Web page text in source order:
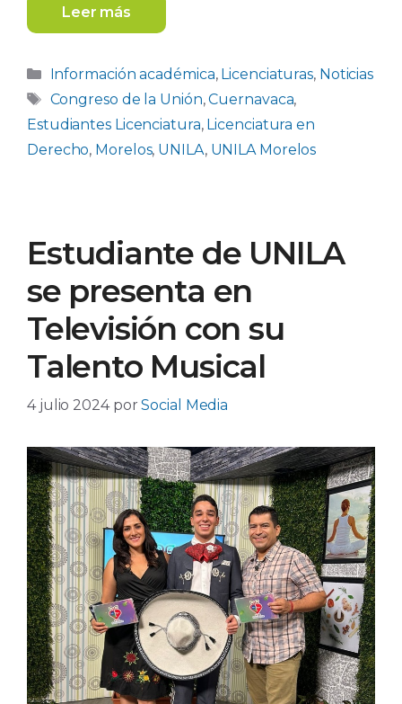
Leer más
Categorías
Información académica, Licenciaturas, Noticias
Etiquetas
Congreso de la Unión,Cuernavaca,
Estudiantes Licenciatura, Licenciatura en
Derecho, Morelos, UNILA, UNILA Morelos
Estudiante de UNILA
se presenta en
Televisión con su
Talento Musical
4 julio 2024 porSocial Media